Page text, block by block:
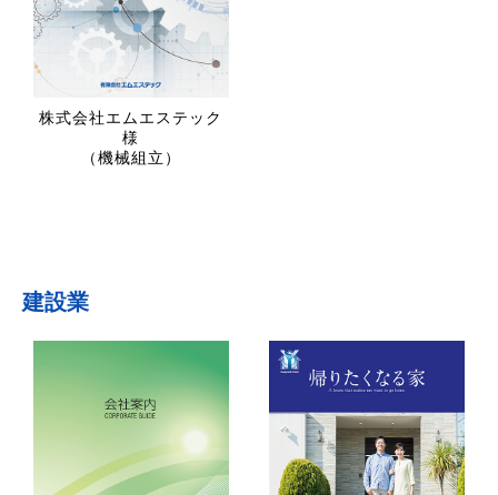
株式会社エムエステック
様
（機械組立）
建設業